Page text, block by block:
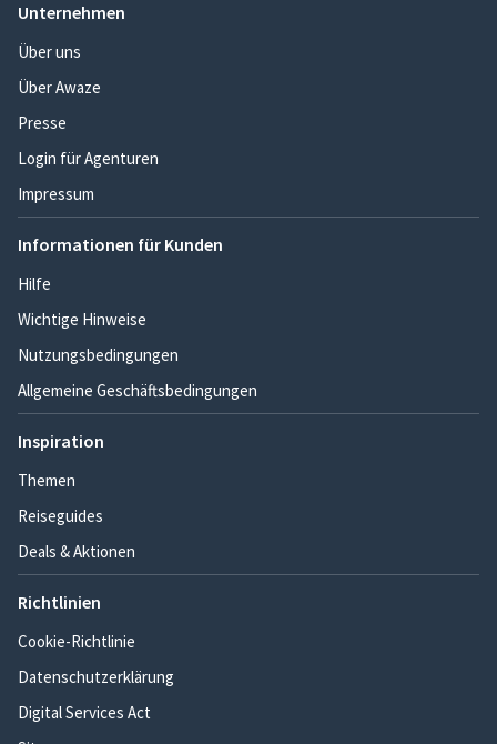
Unternehmen
Über uns
Über Awaze
Presse
Login für Agenturen
Impressum
Informationen für Kunden
Hilfe
Wichtige Hinweise
Nutzungsbedingungen
Allgemeine Geschäftsbedingungen
Inspiration
Themen
Reiseguides
Deals & Aktionen
Richtlinien
Cookie-Richtlinie
Datenschutzerklärung
Digital Services Act